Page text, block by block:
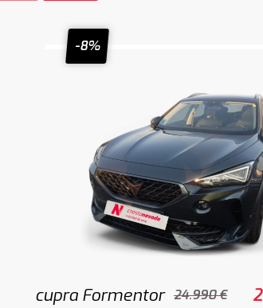
-8%
cupra Formentor 24.990 €